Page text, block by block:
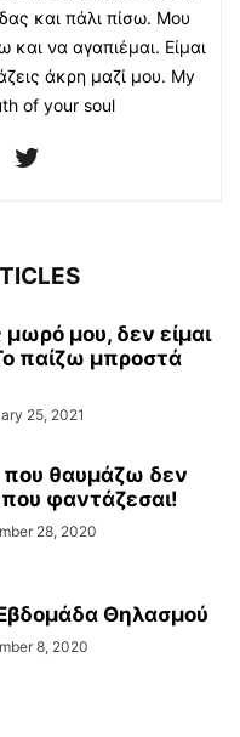
και πάλι πίσω. Μου
να αγαπιέμαι. Είμαι
άκρη μαζί μου. My
of your soul
μωρό μου, δεν είμαι
παίζω μπροστά
25, 2021
που θαυμάζω δεν
που φαντάζεσαι!
28, 2020
Θηλασμού
8, 2020